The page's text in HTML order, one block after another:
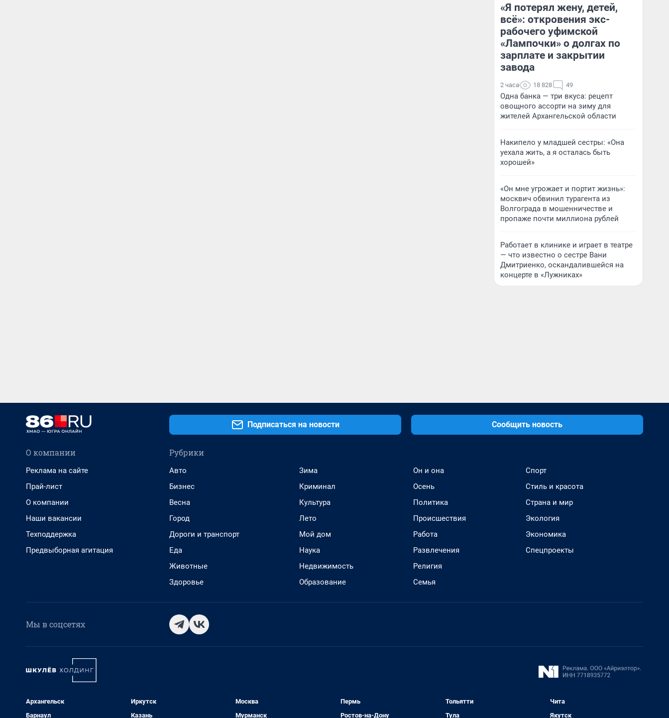
деньги соцразвития
«Я потерял жену, детей,
всё»: откровения экс-
рабочего уфимской
«Лампочки» о долгах по
зарплате и закрытии
завода
2 часа 18 828 49
Одна банка — три вкуса: рецепт
овощного ассорти на зиму для
жителей Архангельской области
Накипело у младшей сестры: «Она
уехала жить, а я осталась быть
хорошей»
«Он мне угрожает и портит жизнь»:
москвич обвинил турагента из
Волгограда в мошенничестве и
пропаже почти миллиона рублей
Работает в клинике и играет в театре
— что известно о сестре Вани
Дмитриенко, оскандалившейся на
концерте в «Лужниках»
Подписаться на новости Сообщить новость
О компании
Реклама на сайте
Прай-лист
О компании
Наши вакансии
Техподдержка
Предвыборная агитация
Рубрики
Авто
Бизнес
Весна
Город
Дороги и транспорт
Еда
Животные
Здоровье
Зима
Криминал
Культура
Лето
Мой дом
Наука
Недвижимость
Образование
Он и она
Осень
Политика
Происшествия
Работа
Развлечения
Религия
Семья
Спорт
Стиль и красота
Страна и мир
Экология
Экономика
Спецпроекты
Мы в соцсетях
Архангельск
Барнаул
Иркутск
Казань
Москва
Мурманск
Пермь
Ростов-на-Дону
Тольятти
Тула
Чита
Якутск